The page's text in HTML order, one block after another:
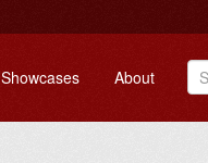
Showcases About